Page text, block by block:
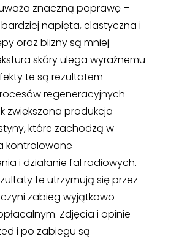
znaczną poprawę –
napięta, elastyczna i
oraz blizny są mniej
skóry ulega wyraźnemu
te są rezultatem
regeneracyjnych
zwiększona produkcja
które zachodzą w
kontrolowane
i działanie fal radiowych.
te utrzymują się przez
zabieg wyjątkowo
Zdjęcia i opinie
i po zabiegu są